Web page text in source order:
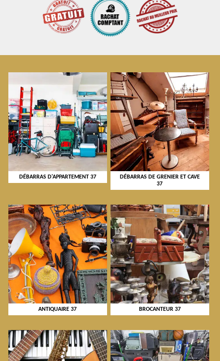
DÉBARRAS D'APPARTEMENT 37
DÉBARRAS DE GRENIER ET CAVE
37
ANTIQUAIRE 37 BROCANTEUR 37